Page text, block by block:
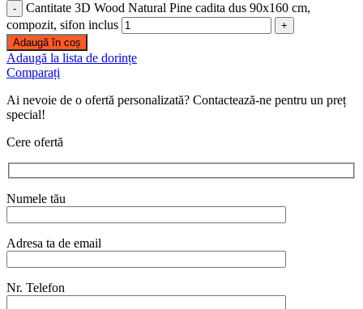
Cantitate 3D Wood Natural Pine cadita dus 90x160 cm,
compozit, sifon inclus
Adaugă în coș
Adaugă la lista de dorințe
Comparați
Ai nevoie de o ofertă personalizată? Contactează-ne pentru un preț
special!
Cere ofertă
Numele tău
Adresa ta de email
Nr. Telefon